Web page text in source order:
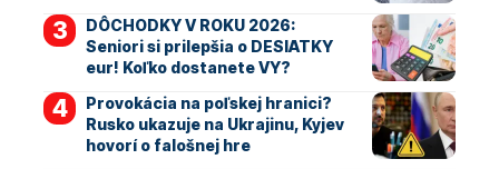
DÔCHODKY V ROKU 2026:
Seniori si prilepšia o DESIATKY
eur! Koľko dostanete VY?
Provokácia na poľskej hranici?
Rusko ukazuje na Ukrajinu, Kyjev
hovorí o falošnej hre